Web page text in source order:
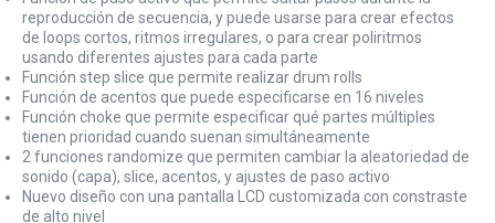
reproducción de secuencia, y puede usarse para crear efectos
de loops cortos, ritmos irregulares, o para crear poliritmos
usando diferentes ajustes para cada parte
Función step slice que permite realizar drum rolls
Función de acentos que puede especificarse en 16 niveles
Función choke que permite especificar qué partes múltiples
tienen prioridad cuando suenan simultáneamente
2 funciones randomize que permiten cambiar la aleatoriedad de
sonido (capa), slice, acentos, y ajustes de paso activo
Nuevo diseño con una pantalla LCD customizada con constraste
de alto nivel